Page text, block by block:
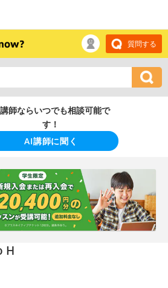
質問する
師ならいつでも相談可能で
す！
AI講師に聞く
H